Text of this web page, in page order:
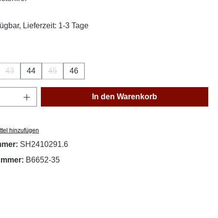
Lieferzeit: 1-3 Tage
43 44 45 46
Anzahl: Gib den gewünschten Wert ein
In den Warenkorb
hinzufügen
SH2410291.6
B6652-35